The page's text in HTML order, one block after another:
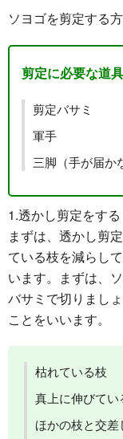
ソヨゴを剪定する
剪定に必要な道具
剪定バサミ
軍手
三脚（手が届か
1.透かし剪定をする
まずは、透かし剪
ている枝を減らし
います。まずは、
バサミで切りまし
ことをいいます。
枯れている枝
真上に伸びてい
ほかの枝と交差